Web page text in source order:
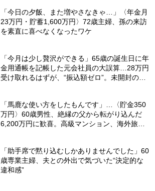
「今日の夕飯、また増やさなきゃ…」〈年金月
23万円・貯蓄1,600万円〉72歳主婦、孫の来訪
を素直に喜べなくなったワケ
「今月は少し贅沢ができる」65歳の誕生日に年
金用通帳を記帳した元会社員の大誤算…28万円
受け取れるはずが、“振込額ゼロ”。未開封の郵
「馬鹿な使い方をしたもんです」…〈貯金350
万円〉60歳男性、絶縁の父から転がり込んだ
6,200万円に歓喜。高級マンション、海外旅
「助手席で黙り込むしかありませんでした」60
歳専業主婦、夫との外出で気づいた“決定的な
違和感”